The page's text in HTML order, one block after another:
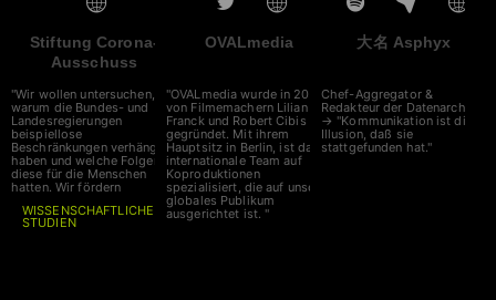
Stiftung Corona-
Ausschuss
"Wir wollen untersuchen,
warum die Bundes- und
Landesregierungen
beispiellose
Beschränkungen verhängt
haben und welche Folgen
diese für die Menschen
hatten. Wir fördern
WISSENSCHAFTLICHE
STUDIEN
OVALmedia
"OVALmedia wurde in 2002
von Filmemachern Lilian
Franck und Robert Cibis
gegründet. Mit ihrem
Hauptsitz in Berlin, ist das
internationale Team auf
Koproduktionen
spezialisiert, die auf unser
globales Publikum
ausgerichtet ist. "
大名 Asphyx
Chef-Aggregator &
Redakteur der Datenarche
→ "Kommunikation ist die
Illusion, daß sie
stattgefunden hat."